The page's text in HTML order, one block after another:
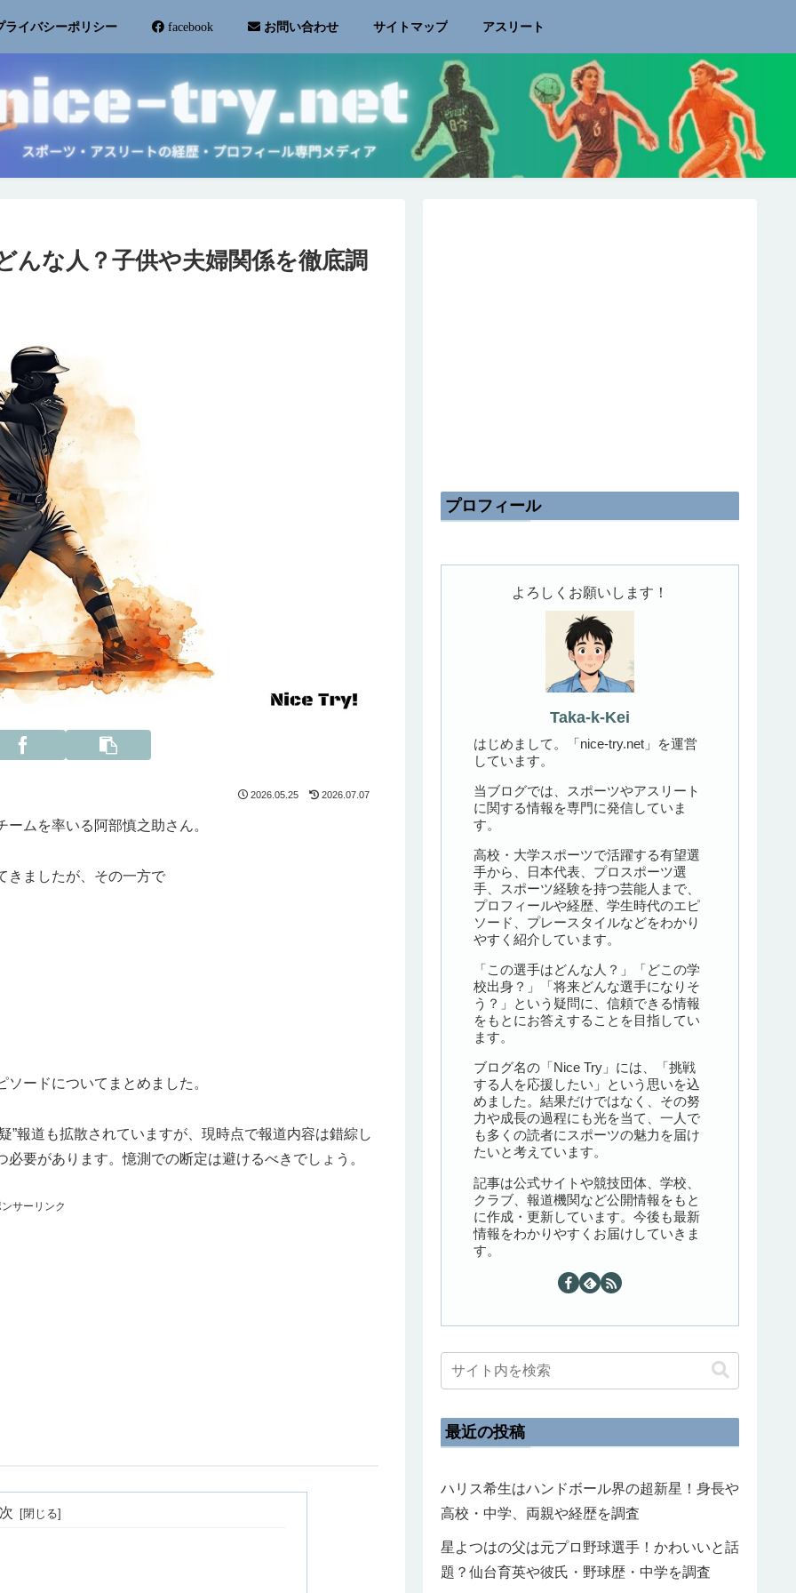
イバシーポリシー facebook お問い合わせ サイトマップ アスリート
んな人？子供や夫婦関係を徹底調
2026.05.25 2026.07.07
ムを率いる阿部慎之助さん。
きましたが、その一方で
ードについてまとめました。
報道も拡散されていますが、現時点で報道内容は錯綜し
要があります。憶測での断定は避けるべきでしょう。
サーリンク
プロフィール
よろしくお願いします！
Taka-k-Kei
はじめまして。「nice-try.net」を運営
しています。
当ブログでは、スポーツやアスリート
に関する情報を専門に発信していま
す。
高校・大学スポーツで活躍する有望選
手から、日本代表、プロスポーツ選
手、スポーツ経験を持つ芸能人まで、
プロフィールや経歴、学生時代のエピ
ソード、プレースタイルなどをわかり
やすく紹介しています。
「この選手はどんな人？」「どこの学
校出身？」「将来どんな選手になりそ
う？」という疑問に、信頼できる情報
をもとにお答えすることを目指してい
ます。
ブログ名の「Nice Try」には、「挑戦
する人を応援したい」という思いを込
めました。結果だけではなく、その努
力や成長の過程にも光を当て、一人で
も多くの読者にスポーツの魅力を届け
たいと考えています。
記事は公式サイトや競技団体、学校、
クラブ、報道機関など公開情報をもと
に作成・更新しています。今後も最新
情報をわかりやすくお届けしていきま
す。
最近の投稿
ハリス希生はハンドボール界の超新星！身長や
高校・中学、両親や経歴を調査
星よつはの父は元プロ野球選手！かわいいと話
題？仙台育英や彼氏・野球歴・中学を調査